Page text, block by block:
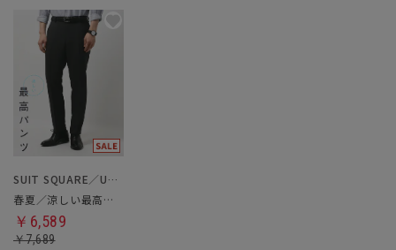
SUIT SQUARE／UNIVERSAL LANGUAGE
春夏／涼しい最高パンツ
￥6,589
￥7,689